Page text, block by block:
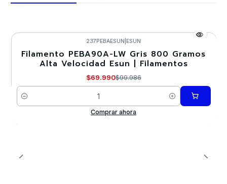
-30%
237PEBAESUN ESUN
Filamento PEBA90A-LW Gris 800 Gramos
Alta Velocidad Esun | Filamentos
$69.990$99.986
Cantidad
Comprar ahora